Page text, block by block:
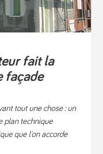
fait la
façade
tout une chose : un
plan technique
que l'on accorde